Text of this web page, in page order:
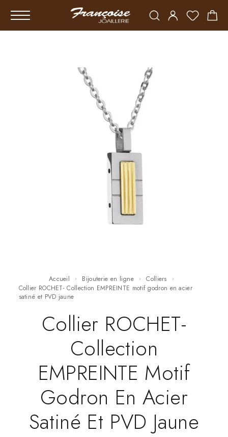
Accueil Bijouterie en ligne
Colliers
Collier ROCHET- Collection EMPREINTE motif godron en acier
satiné et PVD jaune
Collier ROCHET-
Collection
EMPREINTE Motif
Godron En Acier
Satiné Et PVD Jaune